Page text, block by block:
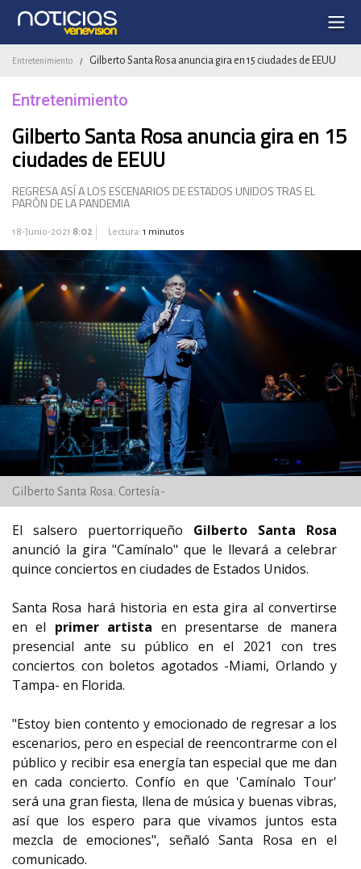
Entretenimiento / Gilberto Santa Rosa anuncia gira en 15 ciudades de EEUU
Entretenimiento
Gilberto Santa Rosa anuncia gira en 15
ciudades de EEUU
REGRESA ASÍ A LOS ESCENARIOS DE ESTADOS UNIDOS TRAS EL
PARÓN DE LA PANDEMIA
18-Junio-2021 8:02 Lectura: 1 minutos
Gilberto Santa Rosa. Cortesía-
El salsero puertorriqueño Gilberto Santa Rosa
anunció la gira "Camínalo" que le llevará a celebrar
quince conciertos en ciudades de Estados Unidos.
Santa Rosa hará historia en esta gira al convertirse
en el primer artista en presentarse de manera
presencial ante su público en el 2021 con tres
conciertos con boletos agotados -Miami, Orlando y
Tampa- en Florida.
"Estoy bien contento y emocionado de regresar a los
escenarios, pero en especial de reencontrarme con el
público y recibir esa energía tan especial que me dan
en cada concierto. Confío en que 'Camínalo Tour'
será una gran fiesta, llena de música y buenas vibras,
así que los espero para que vivamos juntos esta
mezcla de emociones", señaló Santa Rosa en el
comunicado.